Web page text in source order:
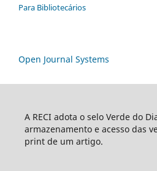
Para Bibliotecários
Open Journal Systems
A RECI adota o selo Verde do
armazenamento e acesso das
print de um artigo.